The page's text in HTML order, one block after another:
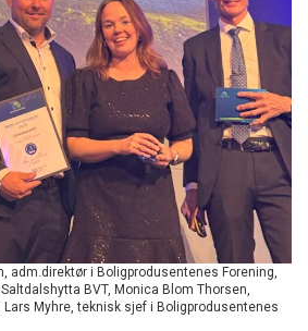
adm.direktør i Boligprodusentenes Forening,
BVT, Monica Blom Thorsen,
Myhre, teknisk sjef i Boligprodusentenes